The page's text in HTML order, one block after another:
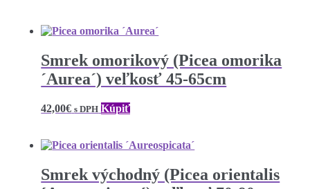
Smrek omorikový (Picea omorika
´Aurea´) veľkosť 45-65cm
42,00€ s DPH Kúpiť
Smrek východný (Picea orientalis